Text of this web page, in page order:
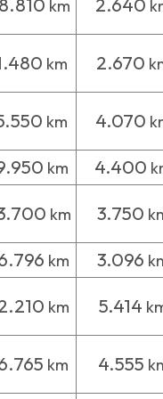
km
km 2.670
km 4.070
km 4.400
km 3.750
km 3.096
km 5.414
km 4.555